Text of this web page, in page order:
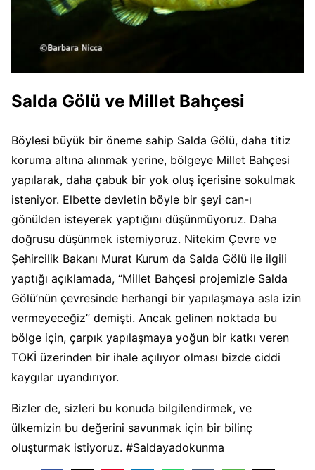
Salda Gölü ve Millet Bahçesi
Böylesi büyük bir öneme sahip Salda Gölü, daha titiz
koruma altına alınmak yerine, bölgeye Millet Bahçesi
yapılarak, daha çabuk bir yok oluş içerisine sokulmak
isteniyor. Elbette devletin böyle bir şeyi can-ı
gönülden isteyerek yaptığını düşünmüyoruz. Daha
doğrusu düşünmek istemiyoruz. Nitekim Çevre ve
Şehircilik Bakanı Murat Kurum da Salda Gölü ile ilgili
yaptığı açıklamada, “Millet Bahçesi projemizle Salda
Gölü’nün çevresinde herhangi bir yapılaşmaya asla izin
vermeyeceğiz” demişti. Ancak gelinen noktada bu
bölge için, çarpık yapılaşmaya yoğun bir katkı veren
TOKİ üzerinden bir ihale açılıyor olması bizde ciddi
kaygılar uyandırıyor.
Bizler de, sizleri bu konuda bilgilendirmek, ve
ülkemizin bu değerini savunmak için bir bilinç
oluşturmak istiyoruz. #Saldayadokunma